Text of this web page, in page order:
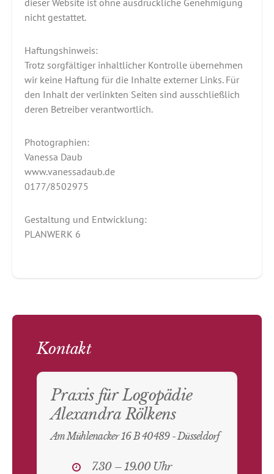
dieser Website ist ohne ausdrückliche Genehmigung
nicht gestattet.
Haftungshinweis:
Trotz sorgfältiger inhaltlicher Kontrolle übernehmen
wir keine Haftung für die Inhalte externer Links. Für
den Inhalt der verlinkten Seiten sind ausschließlich
deren Betreiber verantwortlich.
Photographien:
Vanessa Daub
www.vanessadaub.de
0177/8502975
Gestaltung und Entwicklung:
PLANWERK 6
Kontakt
Praxis für Logopädie
Alexandra Rölkens
Am Mühlenacker 16 B 40489 - Düsseldorf
7.30 – 19.00 Uhr